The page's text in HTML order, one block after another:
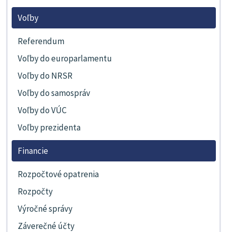
Voľby
Referendum
Voľby do europarlamentu
Voľby do NRSR
Voľby do samospráv
Voľby do VÚC
Voľby prezidenta
Financie
Rozpočtové opatrenia
Rozpočty
Výročné správy
Záverečné účty